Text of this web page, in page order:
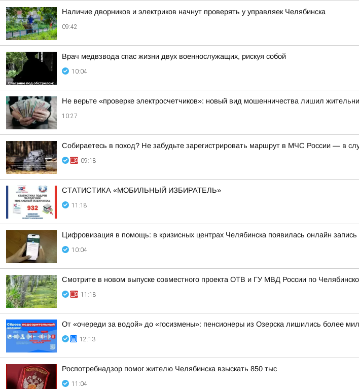
Наличие дворников и электриков начнут проверять у управляек Челябинска
09:42
Врач медвзвода спас жизни двух военнослужащих, рискуя собой
10:04
Не верьте «проверке электросчетчиков»: новый вид мошенничества лишил
10:27
Собираетесь в поход? Не забудьте зарегистрировать маршрут в МЧС России — в
09:18
СТАТИСТИКА «МОБИЛЬНЫЙ ИЗБИРАТЕЛЬ»
11:18
Цифровизация в помощь: в кризисных центрах Челябинска появилась онлайн запись
10:04
Смотрите в новом выпуске совместного проекта ОТВ и ГУ МВД России по
11:18
От «очереди за водой» до «госизмены»: пенсионеры из Озерска лишились более
12:13
Роспотребнадзор помог жителю Челябинска взыскать 850 тыс
11:04